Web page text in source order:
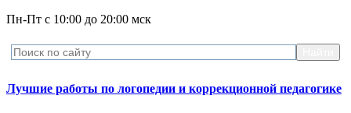
Пн-Пт с 10:00 до 20:00 мск
Лучшие работы по логопедии и коррекционной педагогике